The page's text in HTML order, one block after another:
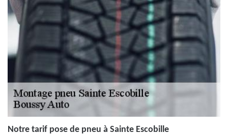
Notre tarif pose de pneu à Sainte Escobille